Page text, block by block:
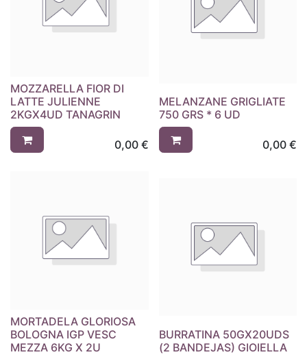
MOZZARELLA FIOR DI
LATTE JULIENNE
2KGX4UD TANAGRIN
0,00€
MELANZANE GRIGLIATE
750 GRS * 6 UD
0,00 €
MORTADELA GLORIOSA
BOLOGNA IGP VESC
MEZZA 6KG X 2U
BURRATINA 50GX20UDS
(2 BANDEJAS) GIOIELLA